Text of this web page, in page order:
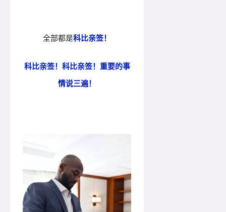
全部都是科比亲签！
科比亲签！科比亲签！重要的事
情说三遍！